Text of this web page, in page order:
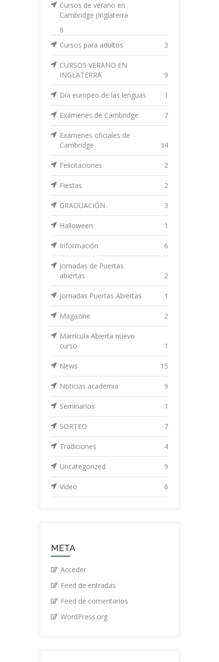
Cursos de verano en
Cambridge (Inglaterra
6
Cursos para adultos
3
CURSOS VERANO EN
INGLATERRA
9
Día europeo de las lenguas 1
Exámenes de Cambridge 7
Exámenes oficiales de
Cambridge
34
Felicitaciones 2
Fiestas 2
GRADUACIÓN 3
Halloween 1
Información 6
Jornadas de Puertas
abiertas
2
Jornadas Puertas Abiertas 1
Magazine 2
Marrícula Abierta nuevo
curso
1
News 15
Noticias academia 9
Seminarios 1
SORTEO 7
Tradiciones 4
Uncategorized 9
Video 6
META
Acceder
Feed de entradas
Feed de comentarios
WordPress.org